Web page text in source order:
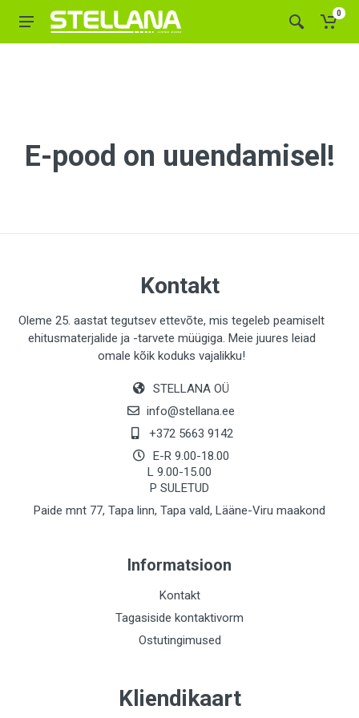
0
E-pood on uuendamisel!
Kontakt
Oleme 25. aastat tegutsev ettevõte, mis tegeleb peamiselt
ehitusmaterjalide ja -tarvete müügiga. Meie juures leiad
omale kõik koduks vajalikku!
STELLANA OÜ
info@stellana.ee
+372 5663 9142
E-R 9.00-18.00
L 9.00-15.00
P SULETUD
Paide mnt 77, Tapa linn, Tapa vald, Lääne-Viru maakond
Informatsioon
Kontakt
Tagasiside kontaktivorm
Ostutingimused
Kliendikaart